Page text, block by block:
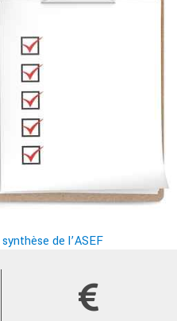
de l’ASEF